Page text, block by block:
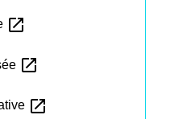
open_in_new
open_in_new
open_in_new